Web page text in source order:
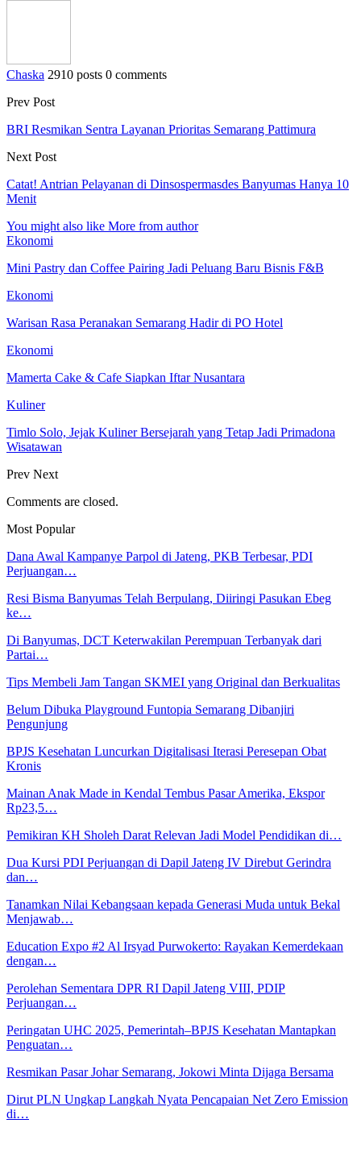
Chaska 2910 posts 0 comments
Prev Post
BRI Resmikan Sentra Layanan Prioritas Semarang Pattimura
Next Post
Catat! Antrian Pelayanan di Dinsospermasdes Banyumas Hanya 10
Menit
You might also like More from author
Ekonomi
Mini Pastry dan Coffee Pairing Jadi Peluang Baru Bisnis F&B
Ekonomi
Warisan Rasa Peranakan Semarang Hadir di PO Hotel
Ekonomi
Mamerta Cake & Cafe Siapkan Iftar Nusantara
Kuliner
Timlo Solo, Jejak Kuliner Bersejarah yang Tetap Jadi Primadona
Wisatawan
Prev Next
Comments are closed.
Most Popular
Dana Awal Kampanye Parpol di Jateng, PKB Terbesar, PDI
Perjuangan…
Resi Bisma Banyumas Telah Berpulang, Diiringi Pasukan Ebeg
ke…
Di Banyumas, DCT Keterwakilan Perempuan Terbanyak dari
Partai…
Tips Membeli Jam Tangan SKMEI yang Original dan Berkualitas
Belum Dibuka Playground Funtopia Semarang Dibanjiri
Pengunjung
BPJS Kesehatan Luncurkan Digitalisasi Iterasi Peresepan Obat
Kronis
Mainan Anak Made in Kendal Tembus Pasar Amerika, Ekspor
Rp23,5…
Pemikiran KH Sholeh Darat Relevan Jadi Model Pendidikan di…
Dua Kursi PDI Perjuangan di Dapil Jateng IV Direbut Gerindra
dan…
Tanamkan Nilai Kebangsaan kepada Generasi Muda untuk Bekal
Menjawab…
Education Expo #2 Al Irsyad Purwokerto: Rayakan Kemerdekaan
dengan…
Perolehan Sementara DPR RI Dapil Jateng VIII, PDIP
Perjuangan…
Peringatan UHC 2025, Pemerintah–BPJS Kesehatan Mantapkan
Penguatan…
Resmikan Pasar Johar Semarang, Jokowi Minta Dijaga Bersama
Dirut PLN Ungkap Langkah Nyata Pencapaian Net Zero Emission
di…